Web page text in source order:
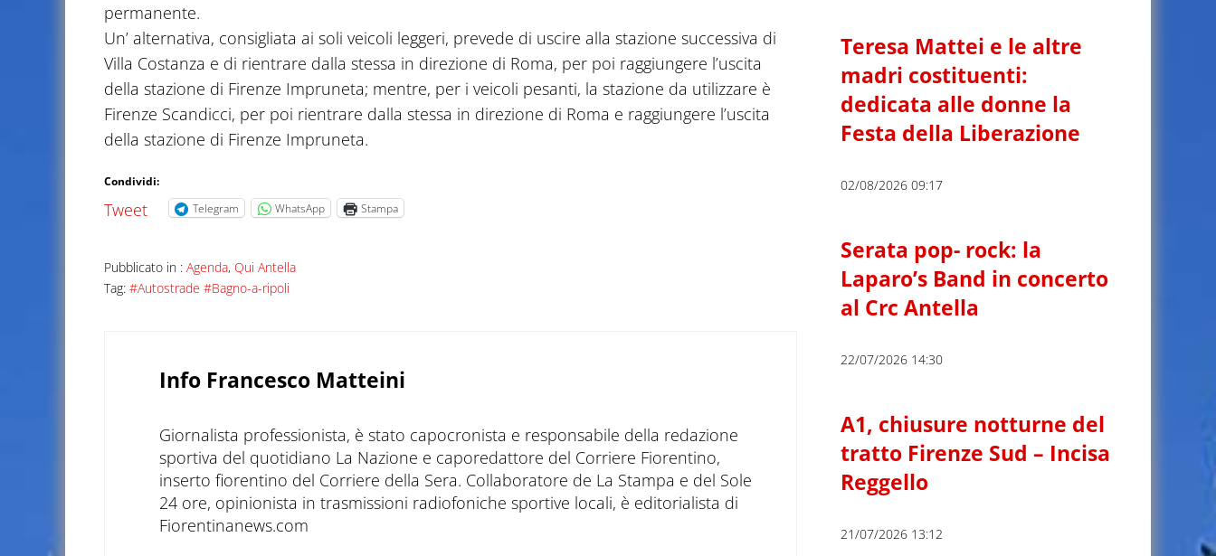
permanente.
Un’ alternativa, consigliata ai soli veicoli leggeri, prevede di uscire alla stazione successiva di
Villa Costanza e di rientrare dalla stessa in direzione di Roma, per poi raggiungere l’uscita
della stazione di Firenze Impruneta; mentre, per i veicoli pesanti, la stazione da utilizzare è
Firenze Scandicci, per poi rientrare dalla stessa in direzione di Roma e raggiungere l’uscita
della stazione di Firenze Impruneta.
Condividi:
Tweet Telegram WhatsApp Stampa
Pubblicato in : Agenda, Qui Antella
Tag: #Autostrade #Bagno-a-ripoli
Info Francesco Matteini
Giornalista professionista, è stato capocronista e responsabile della redazione
sportiva del quotidiano La Nazione e caporedattore del Corriere Fiorentino,
inserto fiorentino del Corriere della Sera. Collaboratore de La Stampa e del Sole
24 ore, opinionista in trasmissioni radiofoniche sportive locali, è editorialista di
Fiorentinanews.com
Teresa Mattei e le altre
madri costituenti:
dedicata alle donne la
Festa della Liberazione
02/08/2026 09:17
Serata pop- rock: la
Laparo’s Band in concerto
al Crc Antella
22/07/2026 14:30
A1, chiusure notturne del
tratto Firenze Sud – Incisa
Reggello
21/07/2026 13:12